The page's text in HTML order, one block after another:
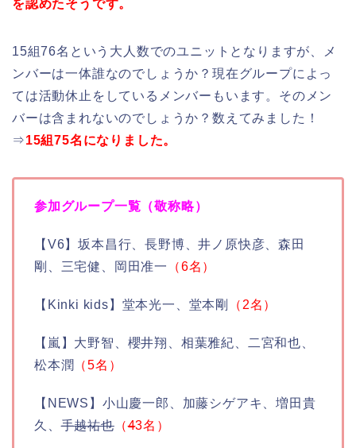
を認めたそうです。
15組76名という大人数でのユニットとなりますが、メ
ンバーは一体誰なのでしょうか？現在グループによっ
ては活動休止をしているメンバーもいます。そのメン
バーは含まれないのでしょうか？数えてみました！
⇒15組75名になりました。
参加グループ一覧（敬称略）
【V6】坂本昌行、長野博、井ノ原快彦、森田
剛、三宅健、岡田准一
（6名）
【Kinki kids】堂本光一、堂本剛 （2名）
【嵐】大野智、櫻井翔、相葉雅紀、二宮和也、
松本潤 （5名）
【NEWS】小山慶一郎、加藤シゲアキ、増田貴
久、手越祐也（43名）